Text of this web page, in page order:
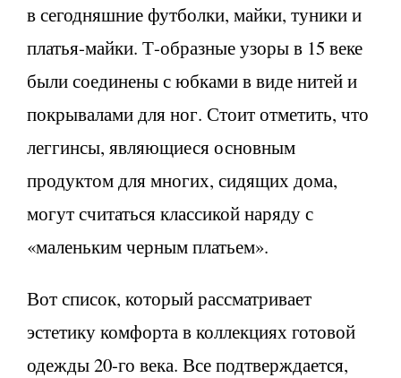
в сегодняшние футболки, майки, туники и
платья-майки. Т-образные узоры в 15 веке
были соединены с юбками в виде нитей и
покрывалами для ног. Стоит отметить, что
леггинсы, являющиеся основным
продуктом для многих, сидящих дома,
могут считаться классикой наряду с
«маленьким черным платьем».
Вот список, который рассматривает
эстетику комфорта в коллекциях готовой
одежды 20-го века. Все подтверждается,